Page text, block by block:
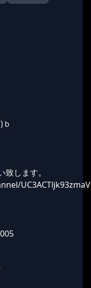
します。